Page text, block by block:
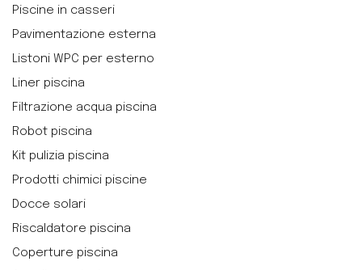
Piscine in casseri
Pavimentazione esterna
Listoni WPC per esterno
Liner piscina
Filtrazione acqua piscina
Robot piscina
Kit pulizia piscina
Prodotti chimici piscine
Docce solari
Riscaldatore piscina
Coperture piscina